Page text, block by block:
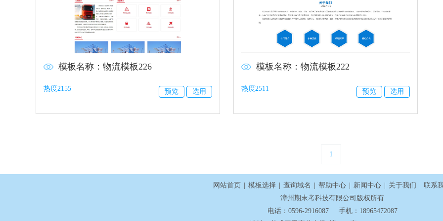
模板名称：物流模板226
热度2155 预览 选用
模板名称：物流模板222
热度2511 预览 选用
1
网站首页 模板选择 查询域名 帮助中心 新闻中心 关于我们
联系
漳州期末考科技有限公司版权所有
电话：0596-2916087 手机：18965472087